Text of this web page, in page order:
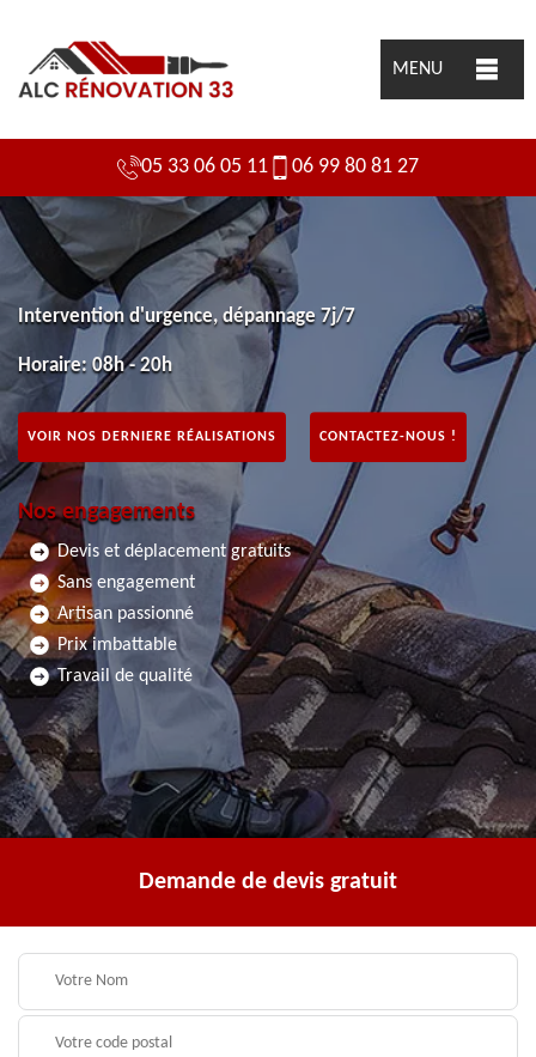
MENU
05 33 06 05 11 06 99 80 81 27
Intervention d'urgence, dépannage 7j/7
Horaire: 08h - 20h
VOIR NOS DERNIERE RÉALISATIONS CONTACTEZ-NOUS !
Nos engagements
Devis et déplacement gratuits
Sans engagement
Artisan passionné
Prix imbattable
Travail de qualité
Demande de devis gratuit